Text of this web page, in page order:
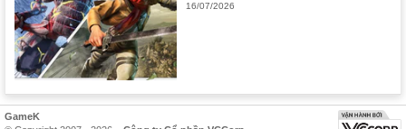
16/07/2026
GameK